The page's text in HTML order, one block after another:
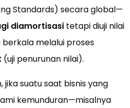
Standards) secara global—
diamortisasi tetapi diuji nilai
melalui proses
(uji penurunan nilai).
jika suatu saat bisnis yang
kemunduran—misalnya